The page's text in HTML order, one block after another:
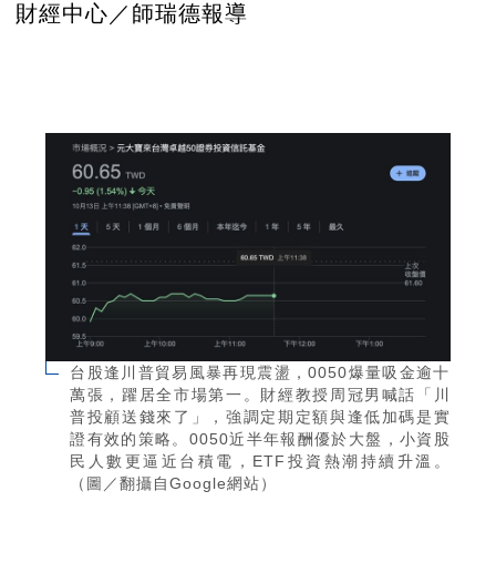
財經中心／師瑞德報導
台股逢川普貿易風暴再現震盪，0050爆量吸金逾十
萬張，躍居全市場第一。財經教授周冠男喊話「川
普投顧送錢來了」，強調定期定額與逢低加碼是實
證有效的策略。0050近半年報酬優於大盤，小資股
民人數更逼近台積電，ETF投資熱潮持續升溫。
（圖／翻攝自Google網站）